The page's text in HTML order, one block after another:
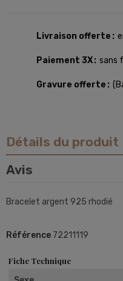
Livraison offerte
Paiement 3X sans
Gravure offerte
Détails du produit
Avis
Bracelet argent 925 rhodié
Référence 72211119
Fiche Technique